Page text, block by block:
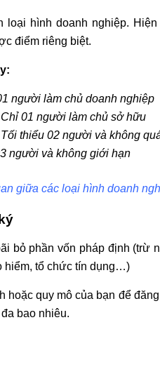
hình doanh nghiệp.
điểm riêng biệt.
người làm chủ doanh nghiệp
Chỉ 01 người làm chủ sở hữu
Tối thiểu 02 người và không
người và không giới hạn
giữa các loại hình doanh
bỏ phần vốn pháp định (trừ
hiểm, tổ chức tín dụng…)
hoặc quy mô của bạn để
bao nhiêu.